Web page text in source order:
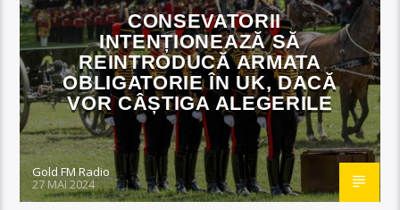
CONSEVATORII
INTENȚIONEAZĂ SĂ
REINTRODUCĂ ARMATA
OBLIGATORIE ÎN UK, DACĂ
VOR CÂȘTIGA ALEGERILE
Gold FM Radio
27 MAI 2024